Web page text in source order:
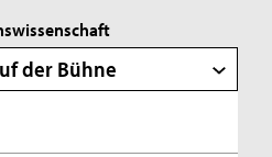
der Bühne